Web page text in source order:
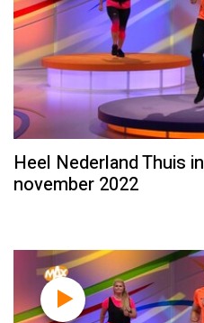
Heel Nederland Thuis
november 2022